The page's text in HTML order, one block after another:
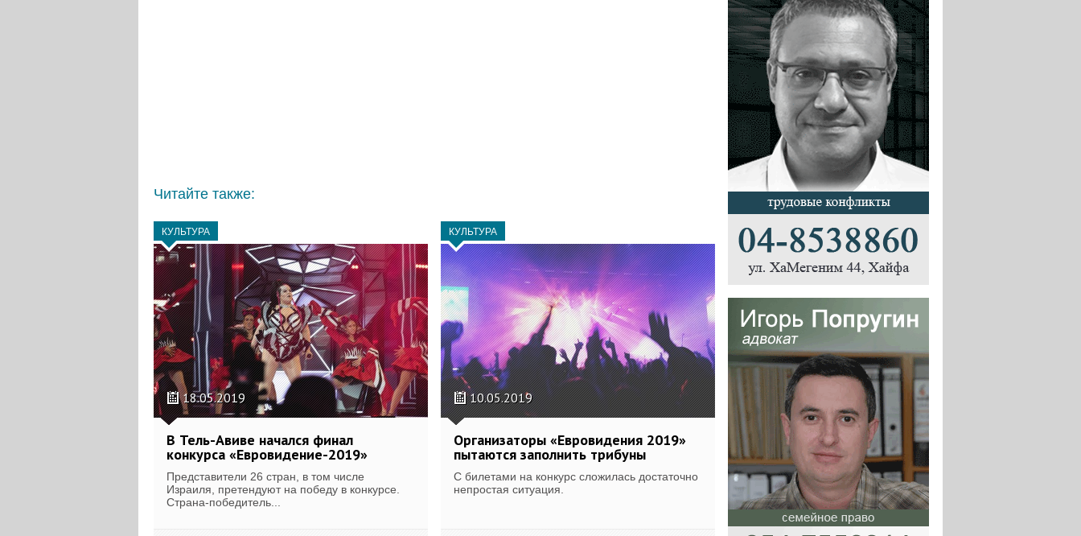
Читайте также:
КУЛЬТУРА
18.05.2019
В Тель-Авиве начался финал
конкурса «Евровидение-2019»
Представители 26 стран, в том числе
Израиля, претендуют на победу в конкурсе.
Страна-победитель...
КУЛЬТУРА
10.05.2019
Организаторы «Евровидения 2019»
пытаются заполнить трибуны
С билетами на конкурс сложилась достаточно
непростая ситуация.